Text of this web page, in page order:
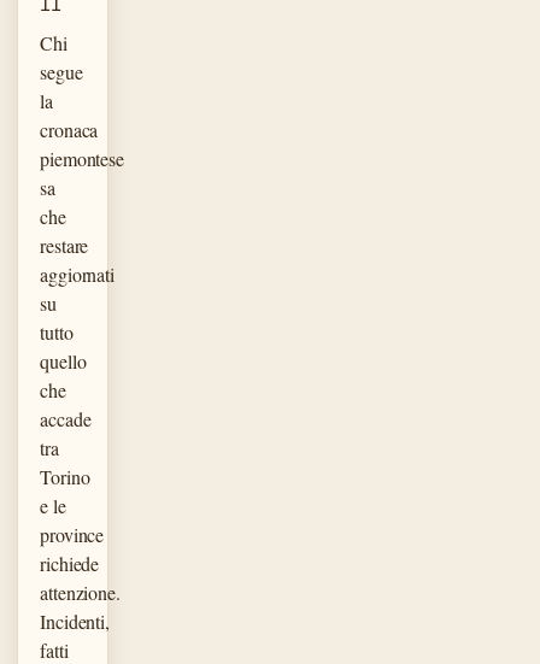
11
Chi
segue
la
cronaca
piemontese
sa
che
restare
aggiornati
su
tutto
quello
che
accade
tra
Torino
e le
province
richiede
attenzione.
Incidenti,
fatti